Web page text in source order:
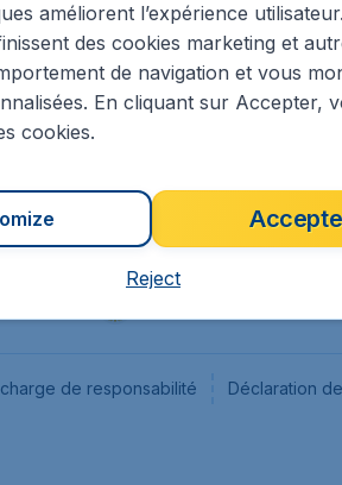
CheapTickets.ch
CheapTickets.sg
CheapTickets.nl
de responsabilité Déclaration
améliorent l’expérience
des cookies marketing et
de navigation et vous
En cliquant sur Accepter,
cookies.
Reject